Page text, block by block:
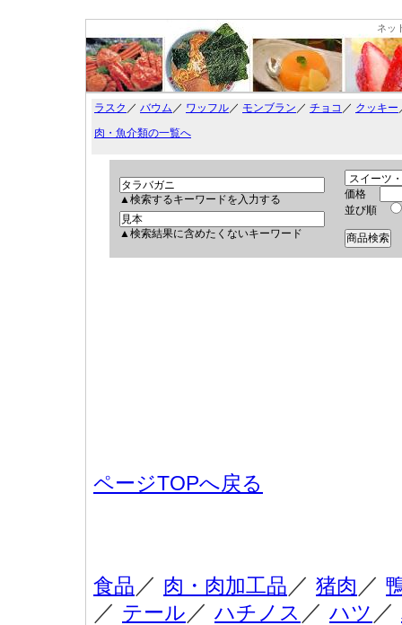
ネッ
ラスク ／ バウム ／ ワッフル／ モンブラン ／ チョコ ／ クッキー
肉・魚介類の一覧へ
▲検索するキーワードを入力する
▲検索結果に含めたくないキーワード
価格
並び順
ページTOPへ戻る
食品 ／ 肉・肉加工品 ／ 猪肉 ／
／ テール ／ ハチノス ／ ハツ ／